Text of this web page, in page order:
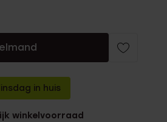
in huis
winkelvoorraad